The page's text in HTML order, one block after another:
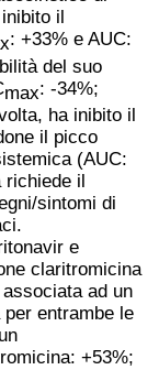
il
: +33% e AUC:
del suo
max: -34%;
ha inibito il
il picco
(AUC:
richiede il
sintomi di
e
claritromicina
ad un
entrambe le
+53%;